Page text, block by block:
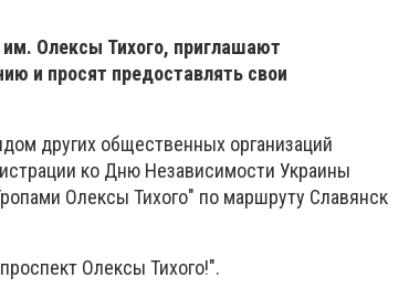
Олексы Тихого, приглашают
и просят предоставлять свои
других общественных организаций
ко Дню Независимости Украины
Олексы Тихого" по маршруту Славянск
Олексы Тихого!".